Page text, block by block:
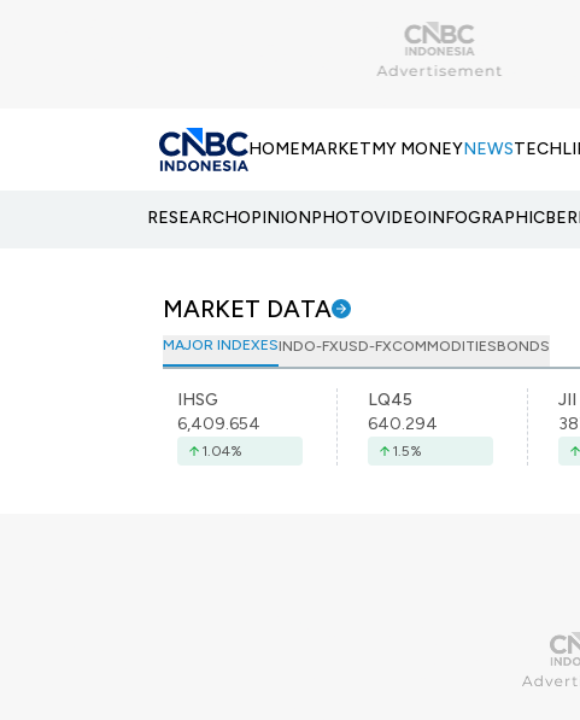
HOMEMARKETMY MONEYNEWSTECH
RESEARCHOPINIONPHOTOVIDEOINFOGRAPHIC
MARKET DATA
MAJOR INDEXESINDO-FXUSD-FXCOMMODITIESBONDS
IHSG
6,409.654
1.04%
LQ45
640.294
1.5%
JII